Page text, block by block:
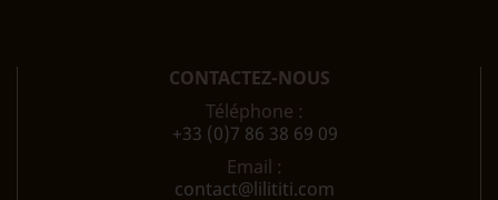
CONTACTEZ-NOUS
Téléphone :
+33 (0)7 86 38 69 09
Email :
contact@lilititi.com